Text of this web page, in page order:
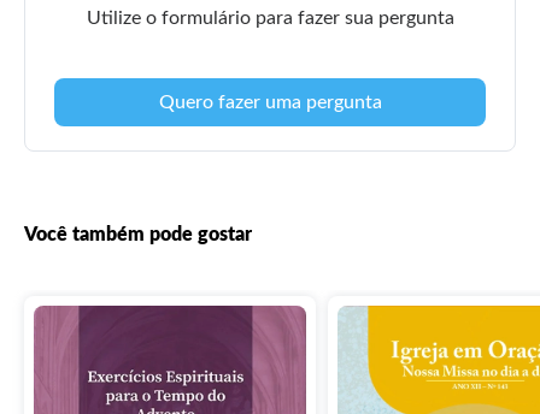
Utilize o formulário para fazer sua pergunta
Quero fazer uma pergunta
Você também pode gostar